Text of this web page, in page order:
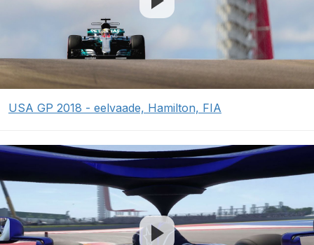
USA GP 2018 - eelvaade, Hamilton, FIA